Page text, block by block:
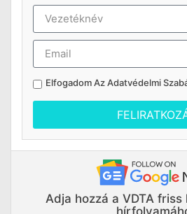
Elfogadom AzAdatvédelmi
Adja hozzá a VDTA